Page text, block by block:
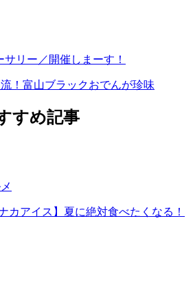
サリー／開催しまーす！
！富山ブラックおでんが珍味
すめ記事
カアイス】夏に絶対食べたくなる！